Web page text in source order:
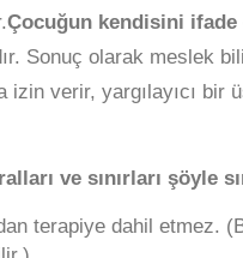
Çocuğun kendisini
Sonuç olarak meslek
verir, yargılayıcı bir
ve sınırları şöyle
terapiye dahil etmez.